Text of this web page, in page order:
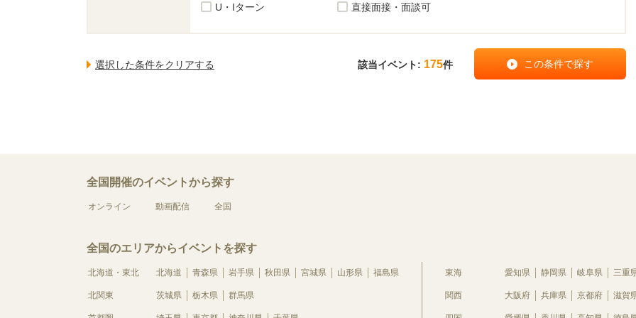
U・Iターン
直接面接・面談可
該当イベント: 175件
全国開催のイベントから探す
オンライン 動画配信 全国
全国のエリアからイベントを探す
北海道・東北 北海道 青森県 岩手県 秋田県 宮城県 山形県 福島県
北関東 茨城県 栃木県 群馬県
東海 愛知県 静岡県 岐阜県 三重
関西 大阪府 兵庫県 京都府 滋賀